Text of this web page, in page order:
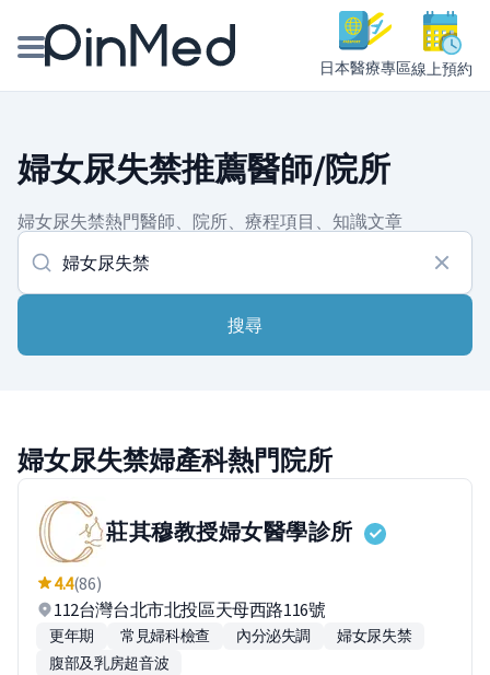
日本醫療專區線上預約
醫師專欄專訪
健康主題館
我是醫療人員
婦女尿失禁推薦醫師/院所
婦女尿失禁熱門醫師、院所、療程項目、知識文章
搜尋
婦女尿失禁婦產科熱門院所
莊其穆教授婦女醫學診所
4.4(86)
112台灣台北市北投區天母西路116號
更年期 常見婦科檢查 內分泌失調
婦女尿失禁
腹部及乳房超音波